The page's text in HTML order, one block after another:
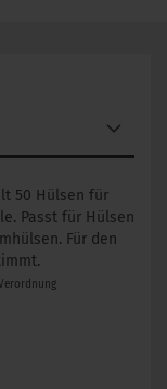
50 Hülsen für
Passt für Hülsen
Für den